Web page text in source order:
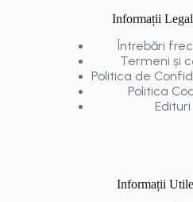
Informații
Întrebări
Termeni și
Politica de
Politica
Edituri
Informații Utile